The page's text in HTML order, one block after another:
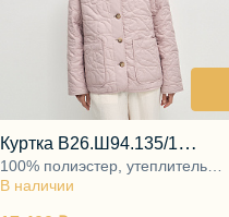
В наличии
Куртка В26.Ш94.135/1
лепестки камелии
100% полиэстер, утеплитель
100% полиэфир